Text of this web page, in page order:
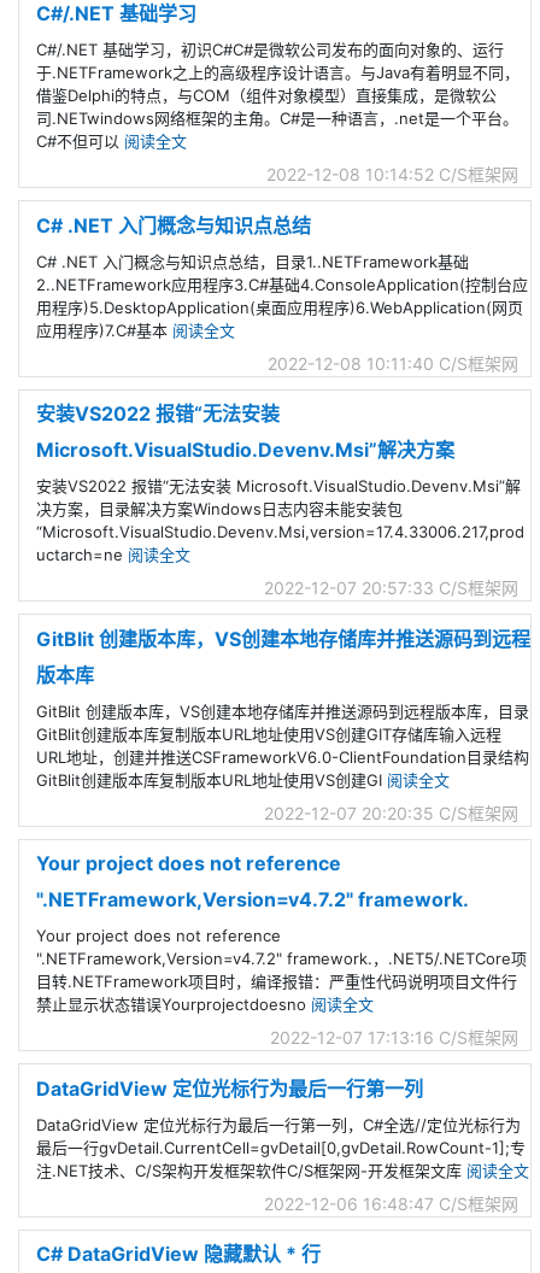
C#/.NET 基础学习
C#/.NET 基础学习，初识C#C#是微软公司发布的面向对象的、运行
于.NETFramework之上的高级程序设计语言。与Java有着明显不同，
借鉴Delphi的特点，与COM（组件对象模型）直接集成，是微软公
司.NETwindows网络框架的主角。C#是一种语言，.net是一个平台。
C#不但可以 阅读全文
2022-12-08 10:14:52 C/S框架网
C# .NET 入门概念与知识点总结
C# .NET 入门概念与知识点总结，目录1..NETFramework基础
2..NETFramework应用程序3.C#基础4.ConsoleApplication(控制台应
用程序)5.DesktopApplication(桌面应用程序)6.WebApplication(网页
应用程序)7.C#基本 阅读全文
2022-12-08 10:11:40 C/S框架网
安装VS2022 报错“无法安装
Microsoft.VisualStudio.Devenv.Msi”解决方案
安装VS2022 报错“无法安装 Microsoft.VisualStudio.Devenv.Msi”解
决方案，目录解决方案Windows日志内容未能安装包
“Microsoft.VisualStudio.Devenv.Msi,version=17.4.33006.217,prod
uctarch=ne 阅读全文
2022-12-07 20:57:33 C/S框架网
GitBlit 创建版本库，VS创建本地存储库并推送源码到远程
版本库
GitBlit 创建版本库，VS创建本地存储库并推送源码到远程版本库，目录
GitBlit创建版本库复制版本URL地址使用VS创建GIT存储库输入远程
URL地址，创建并推送CSFrameworkV6.0-ClientFoundation目录结构
GitBlit创建版本库复制版本URL地址使用VS创建GI 阅读全文
2022-12-07 20:20:35 C/S框架网
Your project does not reference
".NETFramework,Version=v4.7.2" framework.
Your project does not reference
".NETFramework,Version=v4.7.2" framework.，.NET5/.NETCore项
目转.NETFramework项目时，编译报错：严重性代码说明项目文件行
禁止显示状态错误Yourprojectdoesno 阅读全文
2022-12-07 17:13:16 C/S框架网
DataGridView 定位光标行为最后一行第一列
DataGridView 定位光标行为最后一行第一列，C#全选//定位光标行为
最后一行gvDetail.CurrentCell=gvDetail[0,gvDetail.RowCount-1];专
注.NET技术、C/S架构开发框架软件C/S框架网-开发框架文库 阅读全文
2022-12-06 16:48:47 C/S框架网
C# DataGridView 隐藏默认 * 行